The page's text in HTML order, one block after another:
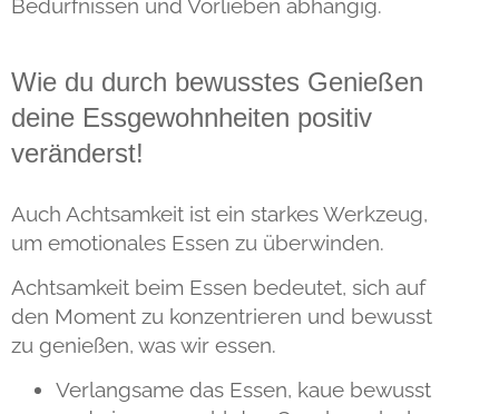
Bedürfnissen und Vorlieben abhängig.
Wie du durch bewusstes Genießen
deine Essgewohnheiten positiv
veränderst!
Auch Achtsamkeit ist ein starkes Werkzeug,
um emotionales Essen zu überwinden.
Achtsamkeit beim Essen bedeutet, sich auf
den Moment zu konzentrieren und bewusst
zu genießen, was wir essen.
Verlangsame das Essen, kaue bewusst